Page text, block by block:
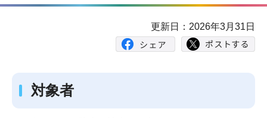
頭
更新日：2026年3月31日
対象者